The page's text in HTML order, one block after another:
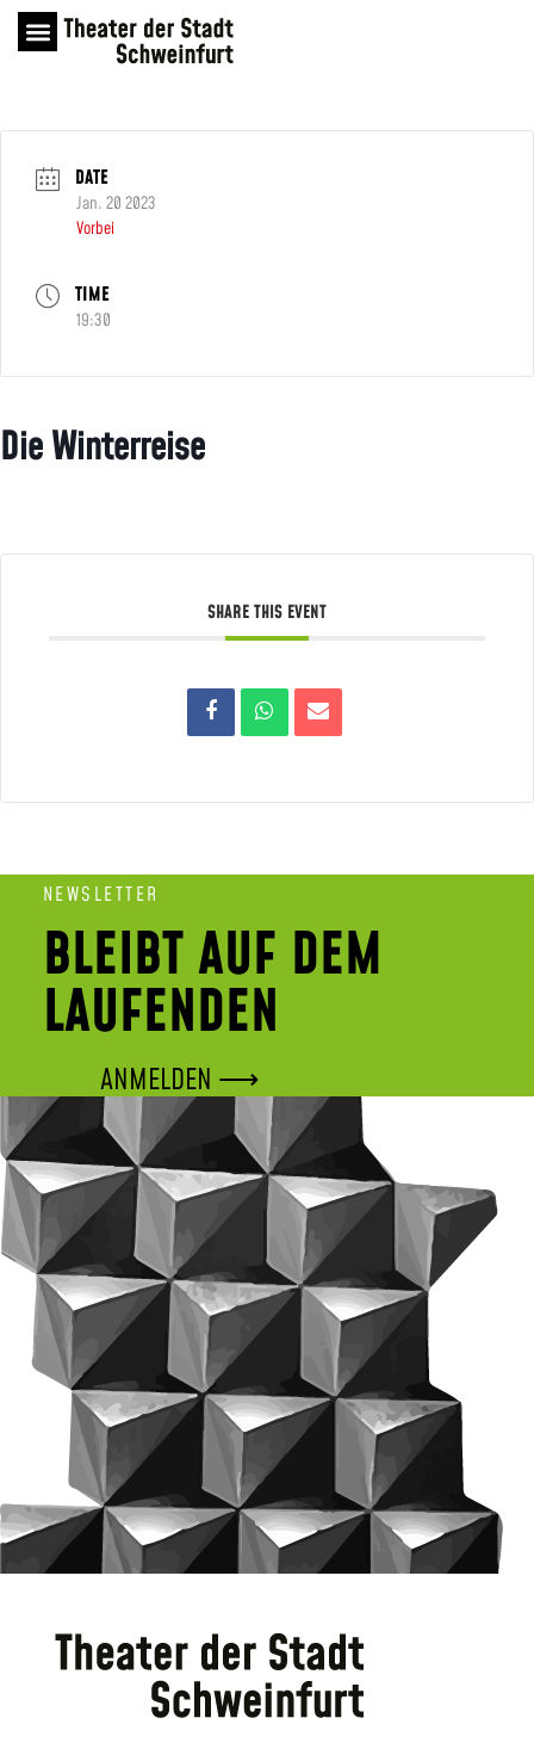
DATE
Jan. 20 2023
Vorbei
TIME
19:30
Die Winterreise
SHARE THIS EVENT
NEWSLETTER
BLEIBT AUF DEM
LAUFENDEN
ANMELDEN ⟶